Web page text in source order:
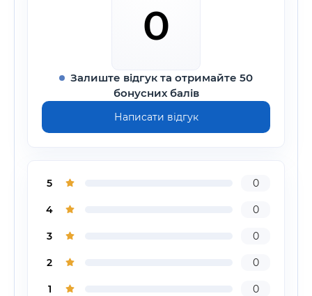
0
Залиште відгук та отримайте 50
бонусних балів
Написати відгук
5 0
4 0
3 0
2 0
1 0